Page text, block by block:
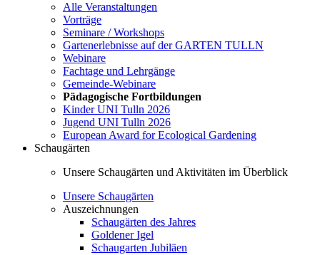
Alle Veranstaltungen
Vorträge
Seminare / Workshops
Gartenerlebnisse auf der GARTEN TULLN
Webinare
Fachtage und Lehrgänge
Gemeinde-Webinare
Pädagogische Fortbildungen
Kinder UNI Tulln 2026
Jugend UNI Tulln 2026
European Award for Ecological Gardening
Schaugärten
Unsere Schaugärten und Aktivitäten im Überblick
Unsere Schaugärten
Auszeichnungen
Schaugärten des Jahres
Goldener Igel
Schaugarten Jubiläen